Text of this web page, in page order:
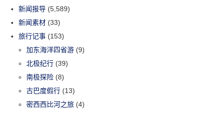
新闻报导 (5,589)
新闻素材 (33)
旅行记事 (153)
加东海洋四省游 (9)
北极纪行 (39)
南极探险 (8)
古巴度假行 (13)
密西西比河之旅 (4)